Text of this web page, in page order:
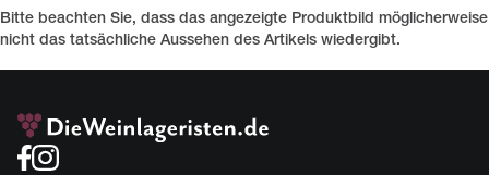
Bitte beachten Sie, dass das angezeigte Produktbild möglicherweise
nicht das tatsächliche Aussehen des Artikels wiedergibt.